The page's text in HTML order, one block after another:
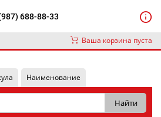
688-88-33
Ваша корзина пуста
Наименование